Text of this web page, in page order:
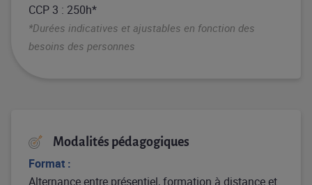
CCP 3 : 250h*
*Durées indicatives et ajustables en fonction des
besoins des personnes
Modalités pédagogiques
Format :
Alternance entre présentiel, formation à distance et